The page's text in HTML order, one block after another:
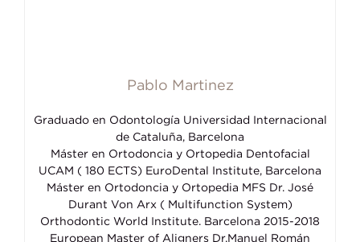
Pablo Martinez
Graduado en Odontología Universidad Internacional
de Cataluña, Barcelona
Máster en Ortodoncia y Ortopedia Dentofacial
UCAM ( 180 ECTS) EuroDental Institute, Barcelona
Máster en Ortodoncia y Ortopedia MFS Dr. José
Durant Von Arx ( Multifunction System)
Orthodontic World Institute. Barcelona 2015-2018
European Master of Aligners Dr.Manuel Román